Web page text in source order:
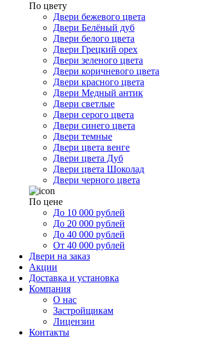
По цвету
Двери бежевого цвета
Двери Белёный дуб
Двери белого цвета
Двери Грецкий орех
Двери зеленого цвета
Двери коричневого цвета
Двери красного цвета
Двери Медный антик
Двери светлые
Двери серого цвета
Двери синего цвета
Двери темные
Двери цвета венге
Двери цвета Дуб
Двери цвета Шоколад
Двери черного цвета
По цене
До 10 000 рублей
До 20 000 рублей
До 40 000 рублей
От 40 000 рублей
Двери на заказ
Акции
Доставка и установка
Компания
О нас
Застройщикам
Лицензии
Контакты